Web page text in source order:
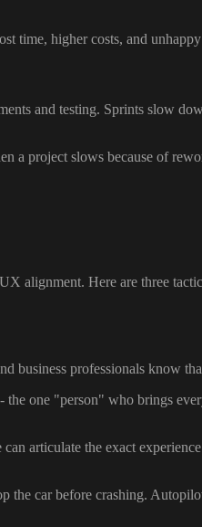
time, higher costs, and unhappy
and testing. Sprints slow
a project slows because of
alignment. Here are three
business professionals know
one "person" who brings
articulate the exact
the car before crashing.